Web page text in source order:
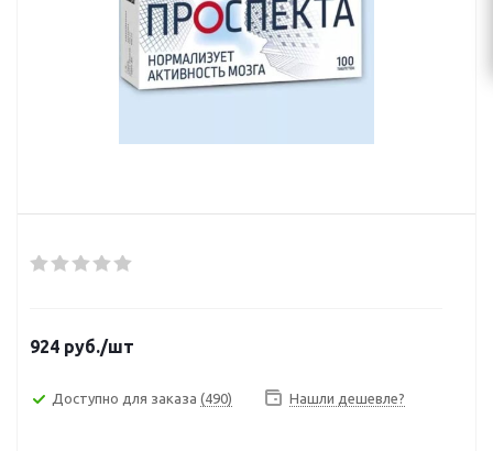
924 руб./шт
Доступно для заказа (490) Нашли дешевле?